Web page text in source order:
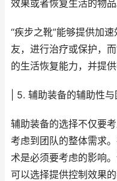
效果或者恢复生活的物品
“疾步之靴”能够提供加
友，进行治疗或保护，
的生活恢复能力，并提供
| 5. 辅助装备的辅助性
辅助装备的选择不仅要
考虑到团队的整体需求
术是必须要考虑的影响
可以选择提供控制效果